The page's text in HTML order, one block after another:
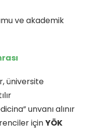
ve akademik
üniversite
unvanı alınır
içinYÖK